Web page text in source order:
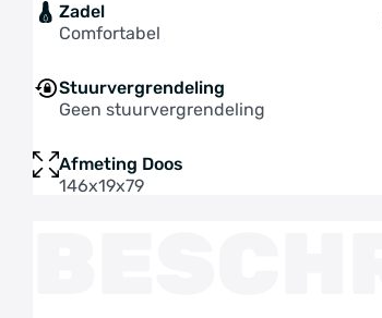
Zadel
Comfortabel
Stuurvergrendeling
Geen stuurvergrendeling
Afmeting Doos
146x19x79